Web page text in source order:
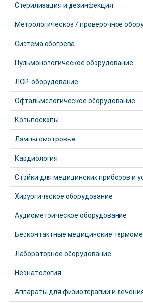
Стерилизация и дезинфекция
Метрологическое / проверочное
Система обогрева
Пульмонологическое оборудование
ЛОР-оборудование
Офтальмологическое оборудование
Кольпоскопы
Лампы смотровые
Кардиология
Стойки для медицинских приборов и
Хирургическое оборудование
Аудиометрическое оборудование
Бесконтактные медицинские
Лабораторное оборудование
Неонатология
Аппараты для физиотерапии и